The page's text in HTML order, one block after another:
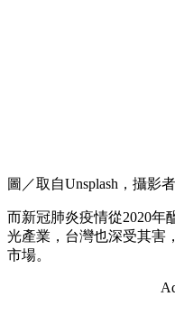
圖／取自Unsplash，攝影
而新冠肺炎疫情從2020年
光產業，台灣也深受其害
市場。